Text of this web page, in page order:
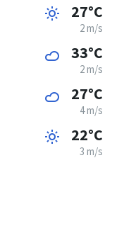
27°C
2 m/s
33°C
2 m/s
27°C
4 m/s
22°C
3 m/s